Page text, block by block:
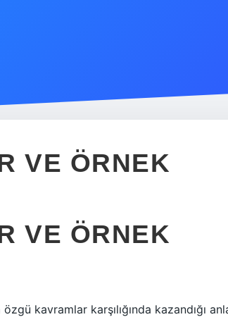
VE ÖRNEK
VE ÖRNEK
kavramlar karşılığında kazandığı